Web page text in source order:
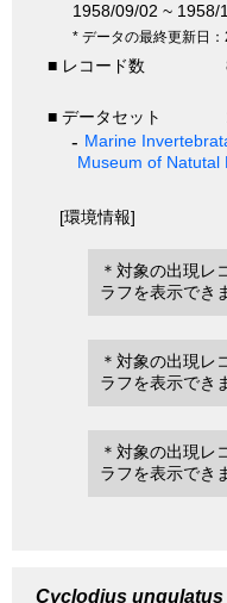
1958/09/02 ~ 1958/
* データの最終更新日
■ レコード数
■ データセット
Marine
Museum of Natutal
[環境情報]
＊対象の出現レ
ラフを表示でき
＊対象の出現レ
ラフを表示でき
＊対象の出現レ
ラフを表示でき
Cyclodius ungulatus